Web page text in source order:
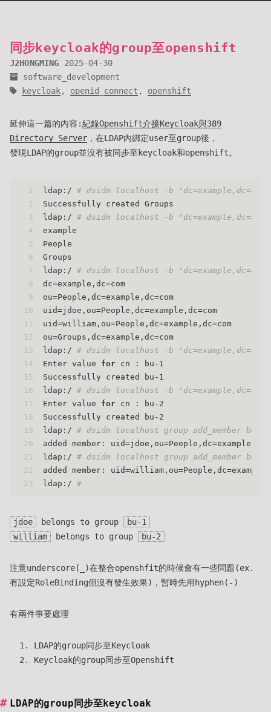
同步keycloak的group至openshift
J2HONGMING
2025-04-30
software_development
keycloak, openid_connect , openshift
延伸這一篇的內容:紀錄Openshift介接Keycloak與389
Directory Server ，在LDAP內綁定user至group後，
發現LDAP的group並沒有被同步至keycloak和openshift。
1
2
3
4
5
6
7
8
9
10
11
12
13
14
15
16
17
18
19
20
21
22
23
ldap:/ # dsidm localhost -b
Successfully created Groups
ldap:/ # dsidm localhost -b
example
People
Groups
ldap:/ # dsidm localhost -b
dc=example,dc=com
ou=People,dc=example,dc=com
uid=jdoe,ou=People,dc=example,dc=com
uid=william,ou=People,dc=example,dc=com
ou=Groups,dc=example,dc=com
ldap:/ # dsidm localhost -b
Enter value for cn : bu-1
Successfully created bu-1
ldap:/ # dsidm localhost -b
Enter value for cn : bu-2
Successfully created bu-2
ldap:/ # dsidm localhost group add_member bu-1
added member:
ldap:/ # dsidm localhost group add_member bu-2
added member:
ldap:/ #
jdoe belongs to group
bu-1
william
belongs to group bu-2
注意underscore(_)在整合openshfit的時候會有一些問題(ex.
有設定RoleBinding但沒有發生效果)，暫時先用hyphen(-)
有兩件事要處理
LDAP的group同步至Keycloak
Keycloak的group同步至Openshift
LDAP的group同步至keycloak